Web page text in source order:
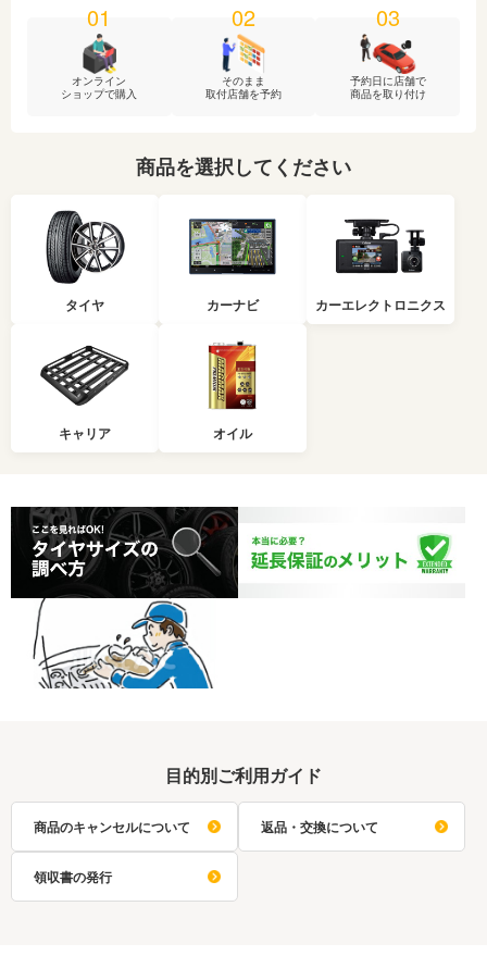
01
オンライン
ショップで購入
02
そのまま
取付店舗を予約
03
予約日に店舗で
商品を取り付け
商品を選択してください
タイヤ カーナビ カーエレクトロニクス
キャリア オイル
目的別ご利用ガイド
商品のキャンセルについて 返品・交換について
領収書の発行